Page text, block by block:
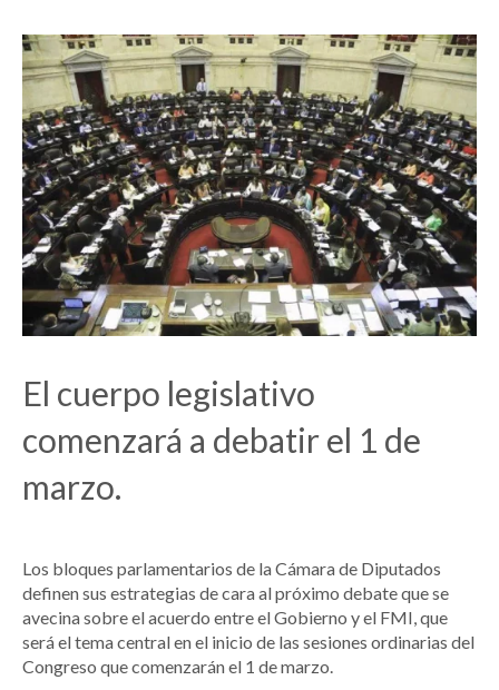
El cuerpo legislativo
comenzará a debatir el 1 de
marzo.
Los bloques parlamentarios de la Cámara de Diputados
definen sus estrategias de cara al próximo debate que se
avecina sobre el acuerdo entre el Gobierno y el FMI, que
será el tema central en el inicio de las sesiones ordinarias del
Congreso que comenzarán el 1 de marzo.